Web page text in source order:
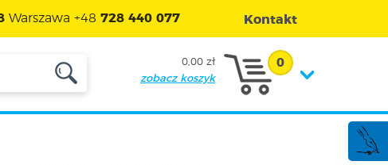
Warszawa +48 728 440 077 Kontakt
0,00 zł
zobacz koszyk
0